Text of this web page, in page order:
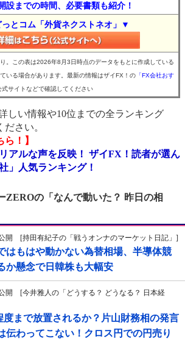
設までの時間、必要書類も紹介！
とコム「外貨ネクストネオ」▼
。この表は2026年8月3日時点のデータをもとに作成している
いる場合があります。最新の情報はザイFX！の 「FX会社おす
サイトなどで確認してください
しい情報や10位までの全ランキング
さい。
！】
アルな声を反映！ ザイFX！読者が選ん
」人気ランキング！
ZEROの「なんで動いた？ 昨日の相
公開 [持田有紀子の「戦うオンナのマーケット日記」]
はもはや動かない為替相場、半導体競
か懸念で日韓株も大幅安
公開 [今井雅人の「どうする？ どうなる？ 日本経
度まで放置されるか？片山財務相の発言
伝わってこない！クロス円での円売り